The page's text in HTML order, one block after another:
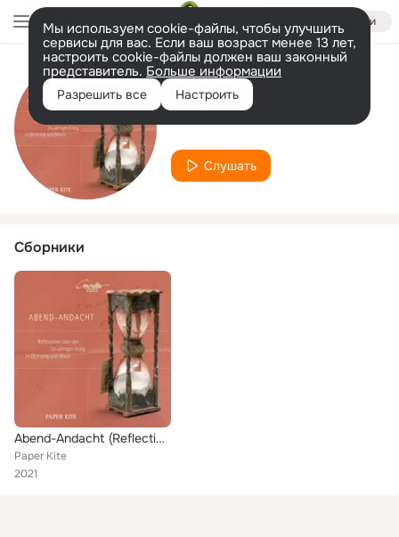
Войти
Мы используем cookie-файлы, чтобы улучшить
сервисы для вас. Если ваш возраст менее 13 лет,
настроить cookie-файлы должен ваш законный
представитель. Больше информации
Разрешить все Настроить
Исполнитель
Thomas Dehler
Слушать
Сборники
Abend-Andacht (Reflections on the Thirty-Year War in Poetry and Music)
Paper Kite
2021